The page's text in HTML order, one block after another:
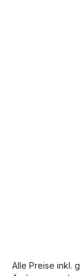
Alle Preise inkl.